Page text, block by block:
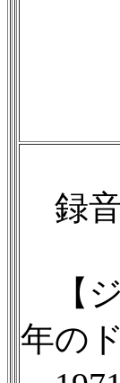
録音
【ジ
年の